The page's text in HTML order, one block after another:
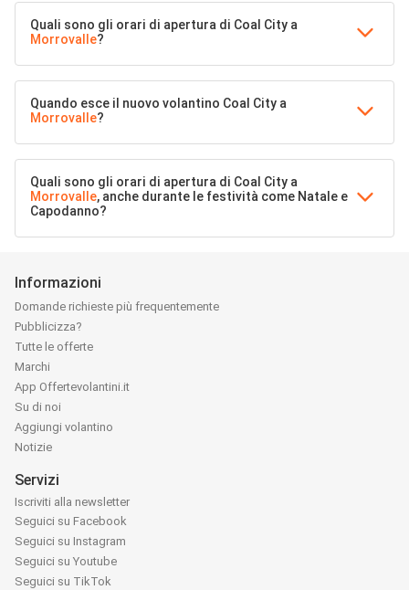
Quali sono gli orari di apertura di Coal City a
Morrovalle?
Quando esce il nuovo volantino Coal City a
Morrovalle?
Quali sono gli orari di apertura di Coal City a
Morrovalle, anche durante le festività come Natale e
Capodanno?
Informazioni
Domande richieste più frequentemente
Pubblicizza?
Tutte le offerte
Marchi
App Offertevolantini.it
Su di noi
Aggiungi volantino
Notizie
Servizi
Iscriviti alla newsletter
Seguici su Facebook
Seguici su Instagram
Seguici su Youtube
Seguici su TikTok